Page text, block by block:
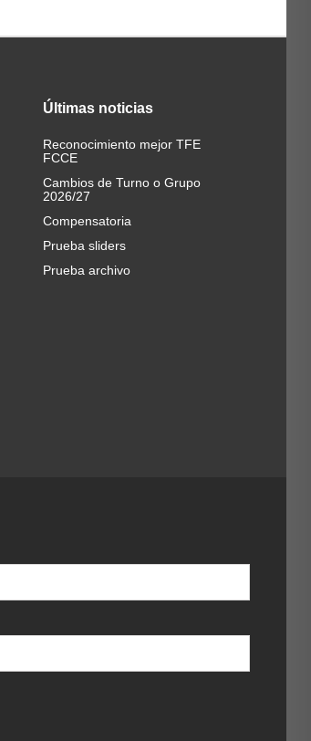
Últimas noticias
Reconocimiento mejor TFE
FCCE
Cambios de Turno o Grupo
2026/27
Compensatoria
Prueba sliders
Prueba archivo